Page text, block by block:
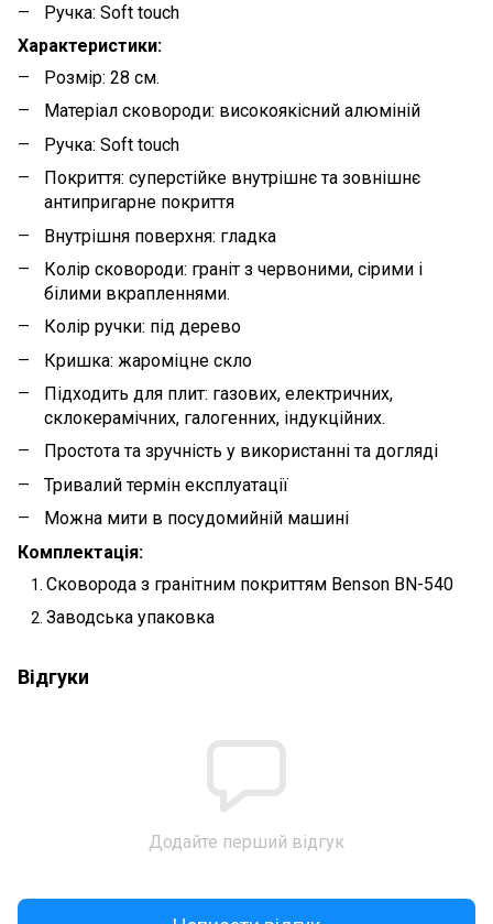
Ручка: Soft touch
Характеристики:
Розмір: 28 см.
Матеріал сковороди: високоякісний алюміній
Ручка: Soft touch
Покриття: суперстійке внутрішнє та зовнішнє
антипригарне покриття
Внутрішня поверхня: гладка
Колір сковороди: граніт з червоними, сірими і
білими вкрапленнями.
Колір ручки: під дерево
Кришка: жароміцне скло
Підходить для плит: газових, електричних,
склокерамічних, галогенних, індукційних.
Простота та зручність у використанні та догляді
Тривалий термін експлуатації
Можна мити в посудомийній машині
Комплектація:
Сковорода з гранітним покриттям Benson BN-540
Заводська упаковка
Відгуки
Додайте перший відгук